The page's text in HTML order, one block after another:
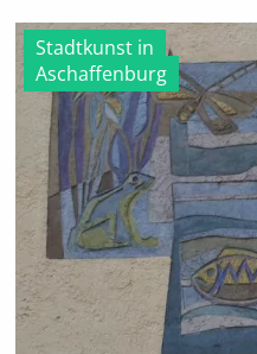
Stadtkunst in
Aschaffenburg